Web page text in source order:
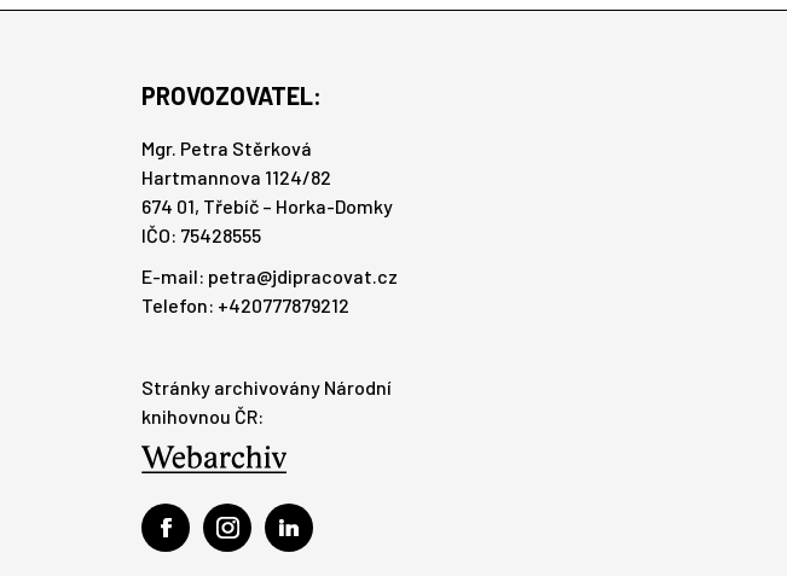
PROVOZOVATEL:
Mgr. Petra Stěrková
Hartmannova 1124/82
674 01, Třebíč – Horka-Domky
IČO: 75428555
E-mail: petra@jdipracovat.cz
Telefon: +420777879212
Stránky archivovány Národní
knihovnou ČR: